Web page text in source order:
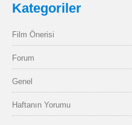
Kategoriler
Film Önerisi
Forum
Genel
Haftanın Yorumu